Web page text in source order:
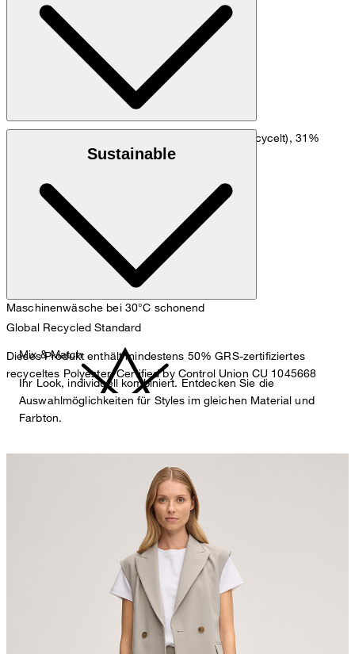
Maßtabelle
Stretchige Crêpe-Qualität aus 64% Polyester (recycelt), 31%
Viskose, 5% Elasthan
Maschinenwäsche bei 30°C schonend
Bügeln bei geringer Temperatur
Sustainable
Global Recycled Standard
Dieses Produkt enthält mindestens 50% GRS-zertifiziertes
recyceltes Polyester. Certified by Control Union CU 1045668
Mix & Match
Ihr Look, individuell kombiniert. Entdecken Sie die
Auswahlmöglichkeiten für Styles im gleichen Material und
Farbton.